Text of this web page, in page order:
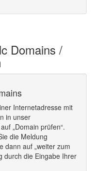
Domains /
Internetadresse mit
in unser
„Domain prüfen“.
die Meldung
dann auf „weiter zum
durch die Eingabe Ihrer